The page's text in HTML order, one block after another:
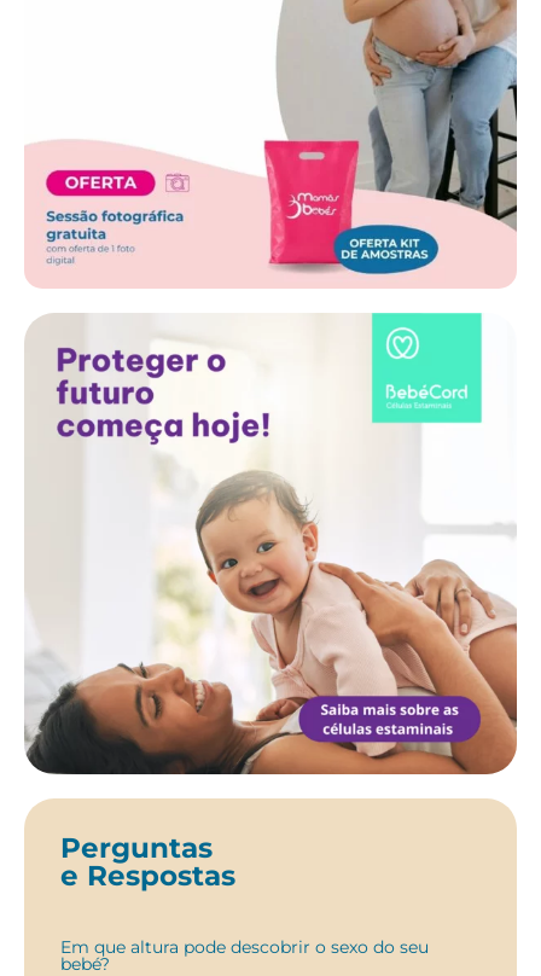
Perguntas
e Respostas
Em que altura pode descobrir o sexo do seu
bebé?